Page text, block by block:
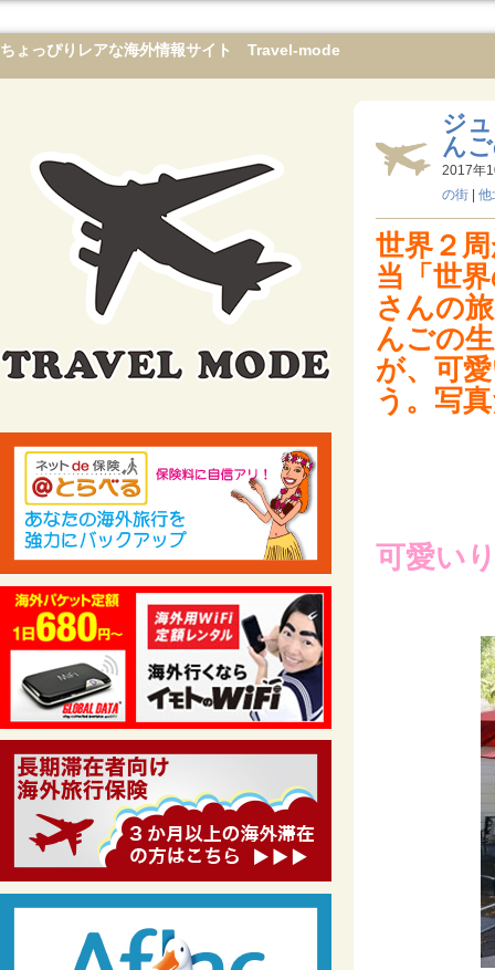
ちょっぴりレアな海外情報サイト Travel-mode
ジ
ん
2017年
の街
他
世界２
当「世
さんの
んごの
が、可
う。写
可愛い